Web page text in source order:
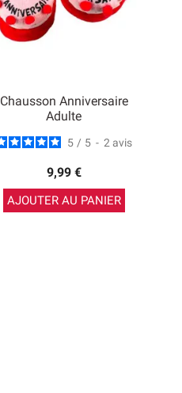
Chausson Anniversaire
Adulte
5 / 5 - 2 avis
9,99 €
AJOUTER AU PANIER